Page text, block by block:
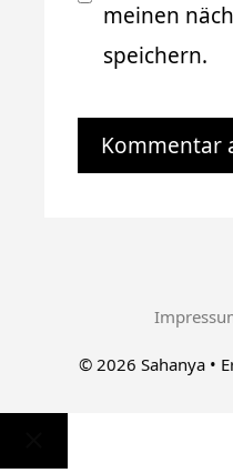
meinen
speichern.
© 2026 Sahanya •